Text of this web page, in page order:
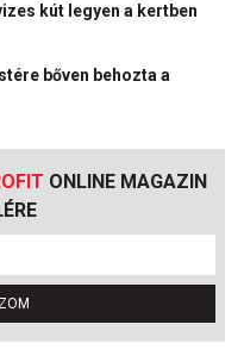
kút legyen a kertben
bőven behozta a
ONLINE MAGAZIN